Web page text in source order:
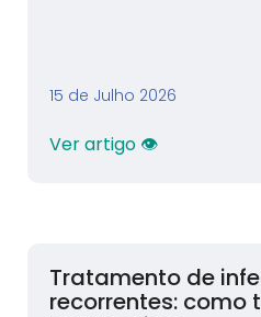
15 de Julho 2026
Ver artigo 👁
Tratamento de
recorrentes: como